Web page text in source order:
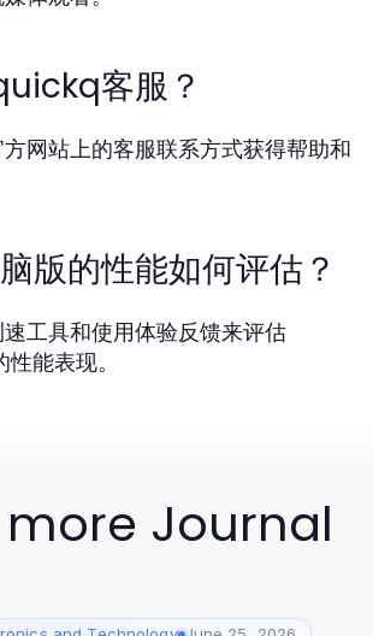
客服？
网站上的客服联系方式获得帮助和
版的性能如何评估？
工具和使用体验反馈来评估
能表现。
more Journal